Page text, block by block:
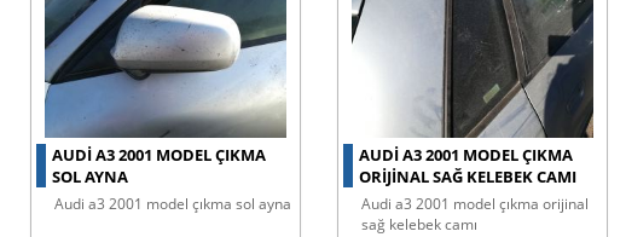
AUDI A3 2001 MODEL ÇIKMA
SOL AYNA
audi a3 2001 model çıkma sol ayna
AUDI A3 2001 MODEL ÇIKMA
ORIJINAL SAĞ KELEBEK CAMI
audi a3 2001 model çıkma orijinal
sağ kelebek camı